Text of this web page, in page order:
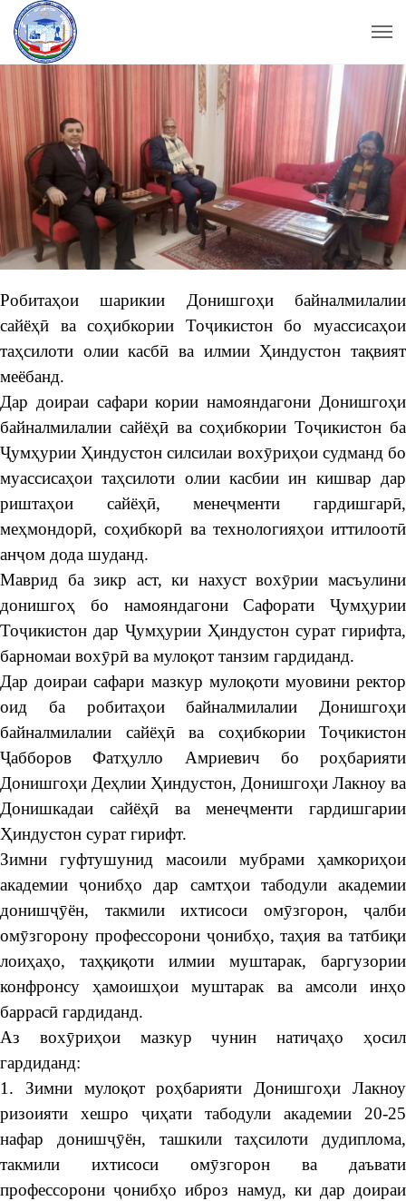
Робитаҳои шарикии Донишгоҳи байналмилалии
сайёҳӣ ва соҳибкории Тоҷикистон бо муассисаҳои
таҳсилоти олии касбӣ ва илмии Ҳиндустон тақвият
меёбанд.
Дар доираи сафари кории намояндагони Донишгоҳи
байналмилалии сайёҳӣ ва соҳибкории Тоҷикистон ба
Ҷумҳурии Ҳиндустон силсилаи вохӯриҳои судманд бо
муассисаҳои таҳсилоти олии касбии ин кишвар дар
риштаҳои сайёҳӣ, менеҷменти гардишгарӣ,
меҳмондорӣ, соҳибкорӣ ва технологияҳои иттилоотӣ
анҷом дода шуданд.
Маврид ба зикр аст, ки нахуст вохӯрии масъулини
донишгоҳ бо намояндагони Сафорати Ҷумҳурии
Тоҷикистон дар Ҷумҳурии Ҳиндустон сурат гирифта,
барномаи вохӯрӣ ва мулоқот танзим гардиданд.
Дар доираи сафари мазкур мулоқоти муовини ректор
оид ба робитаҳои байналмилалии Донишгоҳи
байналмилалии сайёҳӣ ва соҳибкории Тоҷикистон
Ҷабборов Фатҳулло Амриевич бо роҳбарияти
Донишгоҳи Деҳлии Ҳиндустон, Донишгоҳи Лакноу ва
Донишкадаи сайёҳӣ ва менеҷменти гардишгарии
Ҳиндустон сурат гирифт.
Зимни гуфтушунид масоили мубрами ҳамкориҳои
академии ҷонибҳо дар самтҳои табодули академии
донишҷӯён, такмили ихтисоси омӯзгорон, ҷалби
омӯзгорону профессорони ҷонибҳо, таҳия ва татбиқи
лоиҳаҳо, таҳқиқоти илмии муштарак, баргузории
конфронсу ҳамоишҳои муштарак ва амсоли инҳо
баррасӣ гардиданд.
Аз вохӯриҳои мазкур чунин натиҷаҳо ҳосил
гардиданд:
1. Зимни мулоқот роҳбарияти Донишгоҳи Лакноу
ризоияти хешро ҷиҳати табодули академии 20-25
нафар донишҷӯён, ташкили таҳсилоти дудиплома,
такмили ихтисоси омӯзгорон ва даъвати
профессорони ҷонибҳо иброз намуд, ки дар доираи